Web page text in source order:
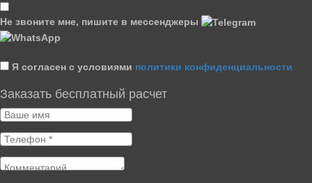
Не звоните мне, пишите в мессенджеры
Я согласен с условиями политики конфиденциальности
Заказать бесплатный расчет